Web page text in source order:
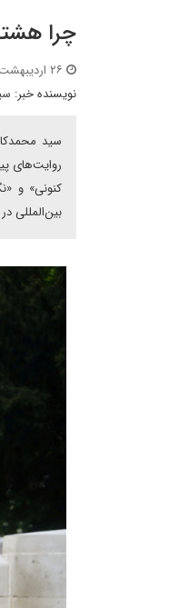
چرا
نویسنده خبر:
سید
روایت‌های
کنونی» و
بین‌المللی